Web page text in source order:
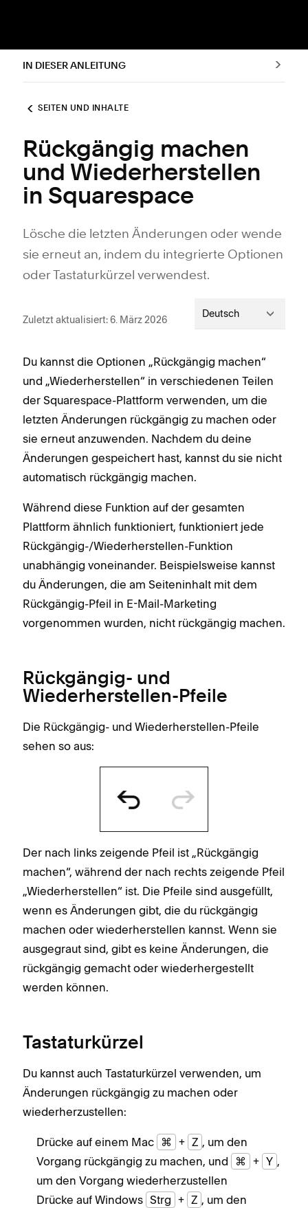
IN DIESER ANLEITUNG
SEITEN UND INHALTE
Rückgängig machen
und Wiederherstellen
in Squarespace
Lösche die letzten Änderungen oder wende
sie erneut an, indem du integrierte Optionen
oder Tastaturkürzel verwendest.
Zuletzt aktualisiert: 6. März 2026 Deutsch
Du kannst die Optionen „Rückgängig machen“
und „Wiederherstellen“ in verschiedenen Teilen
der Squarespace-Plattform verwenden, um die
letzten Änderungen rückgängig zu machen oder
sie erneut anzuwenden. Nachdem du deine
Änderungen gespeichert hast, kannst du sie nicht
automatisch rückgängig machen.
Während diese Funktion auf der gesamten
Plattform ähnlich funktioniert, funktioniert jede
Rückgängig-/Wiederherstellen-Funktion
unabhängig voneinander. Beispielsweise kannst
du Änderungen, die am Seiteninhalt mit dem
Rückgängig-Pfeil in E-Mail-Marketing
vorgenommen wurden, nicht rückgängig machen.
Rückgängig- und
Wiederherstellen-Pfeile
Die Rückgängig- und Wiederherstellen-Pfeile
sehen so aus:
Der nach links zeigende Pfeil ist „Rückgängig
machen“, während der nach rechts zeigende Pfeil
„Wiederherstellen“ ist. Die Pfeile sind ausgefüllt,
wenn es Änderungen gibt, die du rückgängig
machen oder wiederherstellen kannst. Wenn sie
ausgegraut sind, gibt es keine Änderungen, die
rückgängig gemacht oder wiederhergestellt
werden können.
Tastaturkürzel
Du kannst auch Tastaturkürzel verwenden, um
Änderungen rückgängig zu machen oder
wiederherzustellen:
Drücke auf einem Mac ⌘ + Z , um den
Vorgang rückgängig zu machen, und
⌘ + Y ,
um den Vorgang wiederherzustellen
Drücke auf Windows Strg + Z , um den